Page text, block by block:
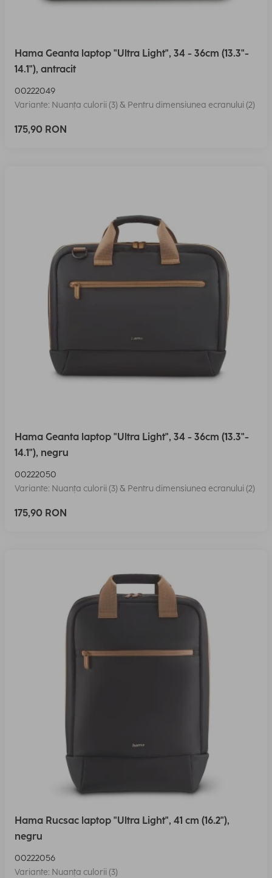
Hama Geanta laptop "Ultra Light", 34 - 36cm (13.3"-
14.1"), antracit
00222049
Variante: Nuanța culorii (3) & Pentru dimensiunea ecranului (2)
175,90 RON
Hama Geanta laptop "Ultra Light", 34 - 36cm (13.3"-
14.1"), negru
00222050
Variante: Nuanța culorii (3) & Pentru dimensiunea ecranului (2)
175,90 RON
Hama Rucsac laptop "Ultra Light", 41 cm (16.2"),
negru
00222056
Variante: Nuanța culorii (3)